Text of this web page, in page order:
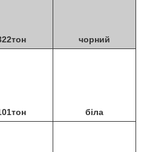
чорний
біла